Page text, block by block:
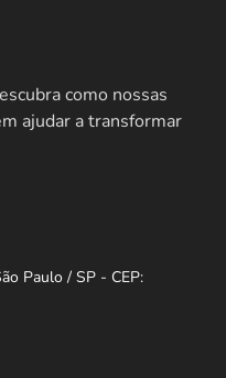
como nossas
ajudar a transformar
Paulo / SP - CEP: